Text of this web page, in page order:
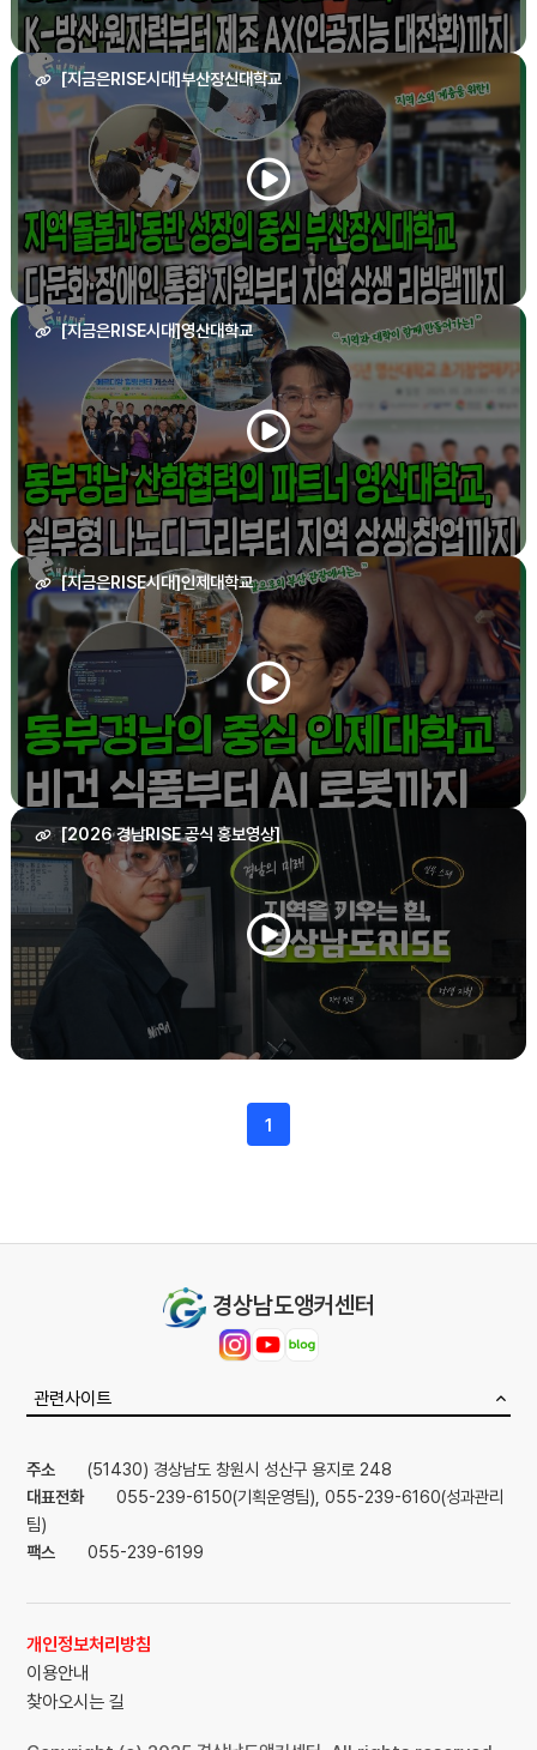
[지금은RISE시대]부산장신대학교
[지금은RISE시대]영산대학교
[지금은RISE시대]인제대학교
[2026 경남RISE 공식 홍보영상]
1
경상남도앵커센터
관련사이트
주소
(51430) 경상남도 창원시 성산구 용지로 248
대표전화
055-239-6150(기획운영팀) , 055-239-6160(성과관리
팀)
팩스
055-239-6199
개인정보처리방침
이용안내
찾아오시는 길